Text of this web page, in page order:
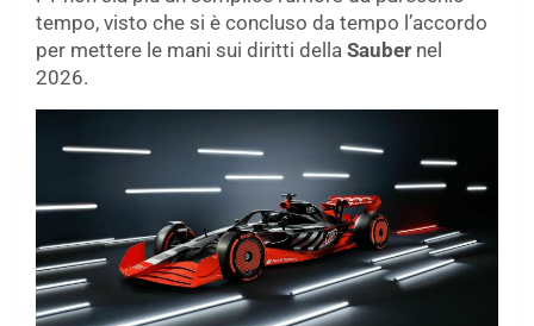
tempo, visto che si è concluso da tempo l’accordo
per mettere le mani sui diritti della Sauber nel
2026.